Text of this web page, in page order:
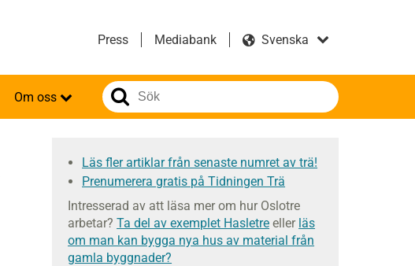
Press Mediabank
Om oss
Läs fler artiklar från senaste numret av trä!
Prenumerera gratis på Tidningen Trä
Intresserad av att läsa mer om hur Oslotre
arbetar?Ta del av exemplet Hasletre eller läs
om man kan bygga nya hus av material från
gamla byggnader?